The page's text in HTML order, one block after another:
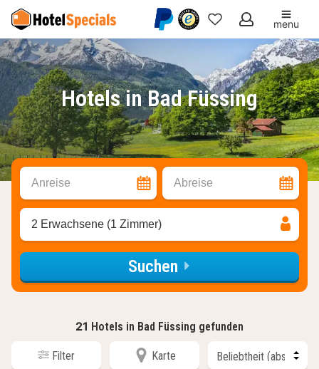
Meine
Favoriten
menu
Hotels in Bad Füssing
Anreise Abreise
2 Erwachsene (1 Zimmer)
Suchen
21 Hotels in Bad Füssing gefunden
Filter Karte